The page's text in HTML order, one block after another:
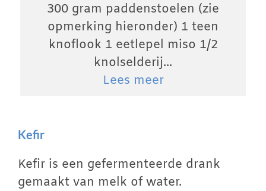
300 gram paddenstoelen (zie
opmerking hieronder) 1 teen
knoflook 1 eetlepel miso 1/2
knolselderij...
Lees meer
Kefir
Kefir is een gefermenteerde drank
gemaakt van melk of water.